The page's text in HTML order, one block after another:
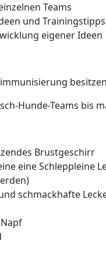
Teams
und Trainingstipps
eigener Ideen
Hunde-Teams bis
Brustgeschirr
eine Schleppleine
schmackhafte